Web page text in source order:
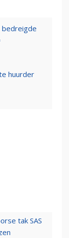
bedreigde
huurder
tak SAS